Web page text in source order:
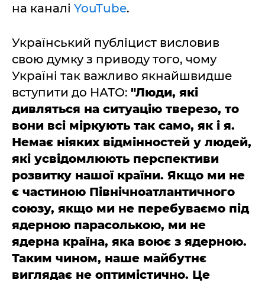
на каналі YouTube.
Український публіцист висловив
свою думку з приводу того, чому
Україні так важливо якнайшвидше
вступити до НАТО: "Люди, які
дивляться на ситуацію тверезо, то
вони всі міркують так само, як і я.
Немає ніяких відмінностей у людей,
які усвідомлюють перспективи
розвитку нашої країни. Якщо ми не
є частиною Північноатлантичного
союзу, якщо ми не перебуваємо під
ядерною парасолькою, ми не
ядерна країна, яка воює з ядерною.
Таким чином, наше майбутнє
виглядає не оптимістично. Це